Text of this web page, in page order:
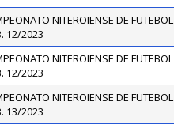
NITEROIENSE DE FUTEBOL
12/2023
NITEROIENSE DE FUTEBOL
12/2023
NITEROIENSE DE FUTEBOL
13/2023